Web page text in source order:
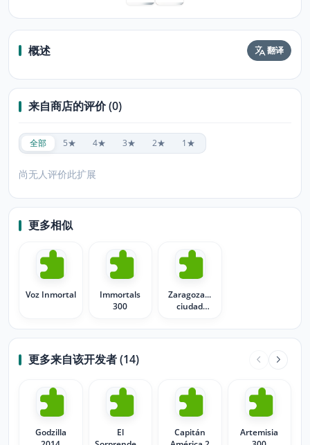
概述 翻译
来自商店的评价 (0)
全部 5★ 4★ 3★ 2★ 1★
尚无人评价此扩展
更多相似
Voz Inmortal
Immortals
300
Zaragoza...
ciudad
更多来自该开发者 (14)
Godzilla
El
Capitán
Artemisia